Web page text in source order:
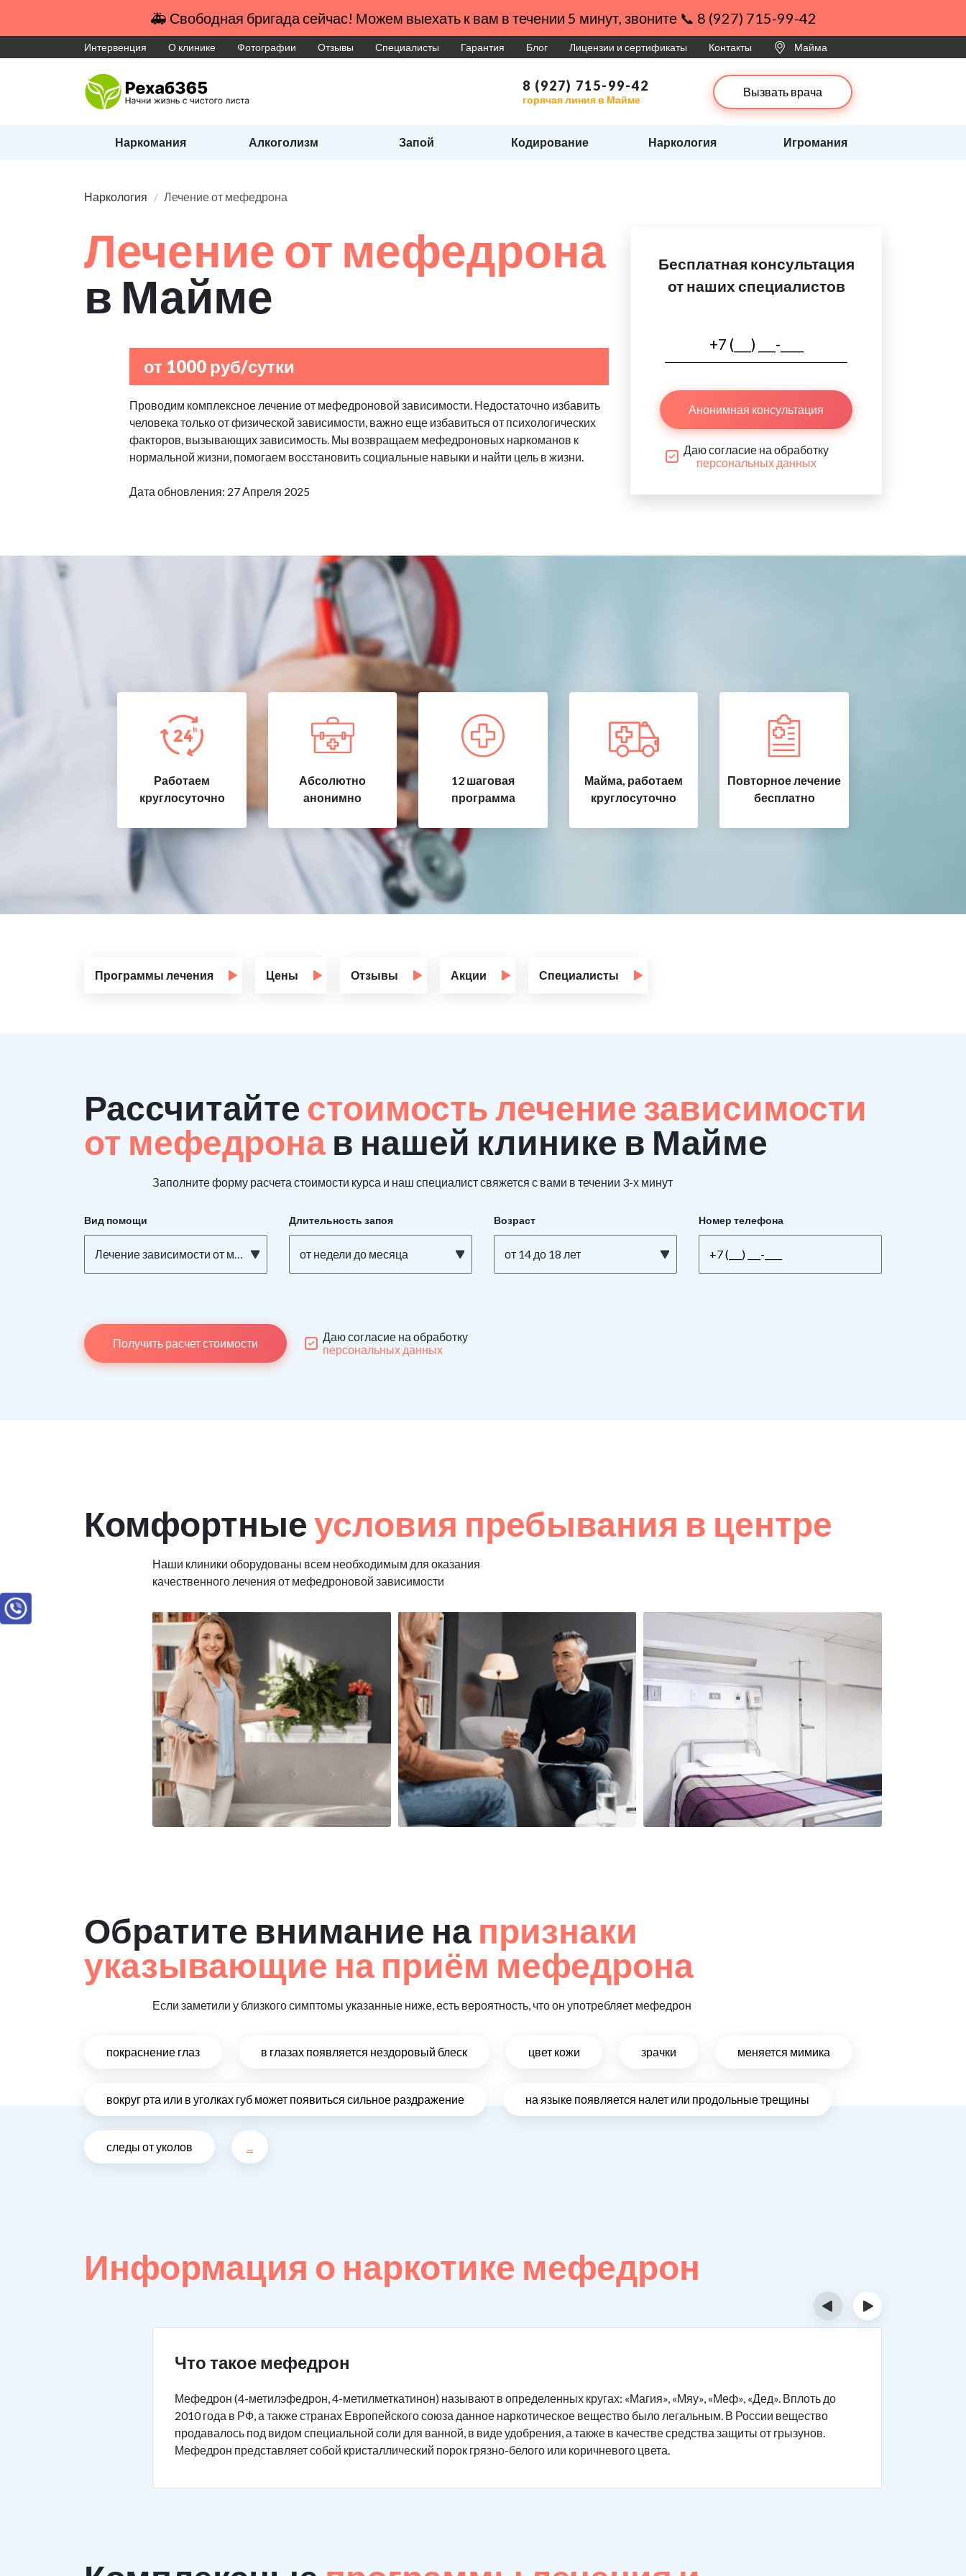
🚑 Свободная бригада сейчас! Можем выехать к вам в течении 5 минут, звоните 📞 8 (927) 715-99-42
Интервенция О клинике Фотографии Отзывы Специалисты Гарантия Блог Лицензии и сертификаты Контакты Майма
8 (927) 715-99-42
горячая линия в Майме
Вызвать врача
Наркомания Алкоголизм Запой Кодирование Наркология Игромания
Наркология Лечение от мефедрона
Лечение от мефедрона
в Майме
от 1000 руб/сутки
Проводим комплексное лечение от мефедроновой зависимости. Недостаточно избавить
человека только от физической зависимости, важно еще избавиться от психологических
факторов, вызывающих зависимость. Мы возвращаем мефедроновых наркоманов к
нормальной жизни, помогаем восстановить социальные навыки и найти цель в жизни.
Дата обновления: 27 Апреля 2025
Бесплатная консультация
от наших специалистов
Анонимная консультация
Даю согласие на обработку
персональных данных
Работаем
круглосуточно
Абсолютно
анонимно
12 шаговая
программа
Майма, работаем
круглосуточно
Повторное лечение
бесплатно
Программы лечения Цены Отзывы Акции Специалисты
Рассчитайте стоимость лечение зависимости
от мефедрона в нашей клинике в Майме
Заполните форму расчета стоимости курса и наш специалист свяжется с вами в течении 3-х минут
Вид помощи
Лечение зависимости от мефедрона
Длительность запоя
от недели до месяца
Возраст
от 14 до 18 лет
Номер телефона
Получить расчет стоимости
Даю согласие на обработку
персональных данных
Комфортныеусловия пребывания в центре
Наши клиники оборудованы всем необходимым для оказания
качественного лечения от мефедроновой зависимости
Обратите внимание на признаки
указывающие на приём мефедрона
Если заметили у близкого симптомы указанные ниже, есть вероятность, что он употребляет мефедрон
покраснение глаз в глазах появляется нездоровый блеск цвет кожи зрачки меняется мимика
вокруг рта или в уголках губ может появиться сильное раздражение на языке появляется налет или продольные трещины
следы от уколов ...
Информация о наркотике мефедрон
Что такое мефедрон
Мефедрон (4-метилэфедрон, 4-метилметкатинон) называют в определенных кругах: «Магия», «Мяу», «Меф», «Дед». Вплоть до
2010 года в РФ, а также странах Европейского союза данное наркотическое вещество было легальным. В России вещество
продавалось под видом специальной соли для ванной, в виде удобрения, а также в качестве средства защиты от грызунов.
Мефедрон представляет собой кристаллический порок грязно-белого или коричневого цвета.
‹ ›